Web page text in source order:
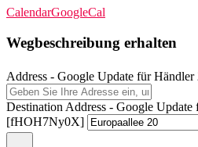
CalendarGoogleCal
Wegbeschreibung erhalten
Address - Google Update für
Destination Address - Google Update
[fHOH7Ny0X]